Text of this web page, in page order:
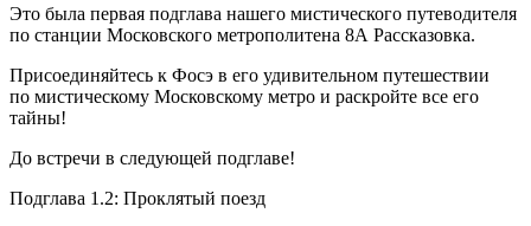
Это была первая подглава нашего мистического путеводителя
по станции Московского метрополитена 8А Рассказовка.
Присоединяйтесь к Фосэ в его удивительном путешествии
по мистическому Московскому метро и раскройте все его
тайны!
До встречи в следующей подглаве!
Подглава 1.2: Проклятый поезд